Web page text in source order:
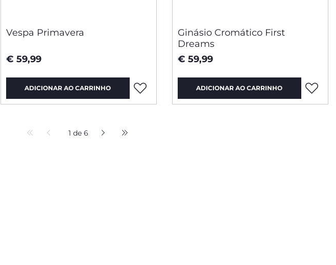
Vespa Primavera
€ 59,99
ADICIONAR AO CARRINHO
Ginásio Cromático First
Dreams
€ 59,99
ADICIONAR AO CARRINHO
1 de 6